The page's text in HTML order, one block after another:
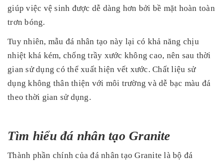
giúp việc vệ sinh được dễ dàng hơn bởi bề mặt hoàn toàn
trơn bóng.
Tuy nhiên, mẫu đá nhân tạo này lại có khả năng chịu
nhiệt khá kém, chống trầy xước không cao, nên sau thời
gian sử dụng có thể xuất hiện vết xước. Chất liệu sử
dụng không thân thiện với môi trường và dễ bạc màu đá
theo thời gian sử dụng.
Tìm hiểu đá nhân tạo Granite
Thành phần chính của đá nhân tạo Granite là bộ đá